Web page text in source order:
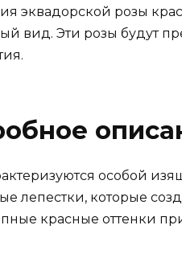
эквадорской розы
вид. Эти розы будут
особой
лепестки, которые
красные оттенки